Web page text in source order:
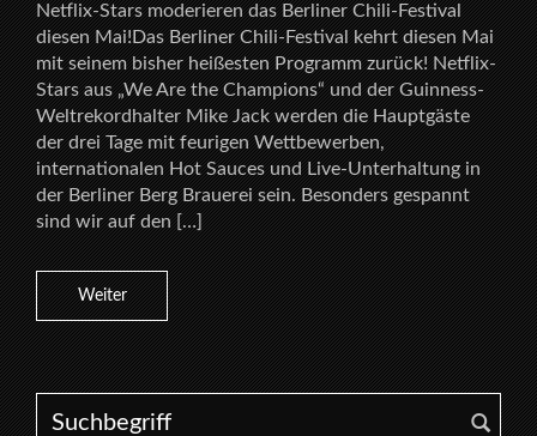
Netflix-Stars moderieren das Berliner Chili-Festival
diesen Mai!Das Berliner Chili-Festival kehrt diesen Mai
mit seinem bisher heißesten Programm zurück! Netflix-
Stars aus „We Are the Champions“ und der Guinness-
Weltrekordhalter Mike Jack werden die Hauptgäste
der drei Tage mit feurigen Wettbewerben,
internationalen Hot Sauces und Live-Unterhaltung in
der Berliner Berg Brauerei sein. Besonders gespannt
sind wir auf den […]
Weiter
Search for: